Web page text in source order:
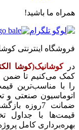
همراه ما باشید!
فروشگاه اینترنتی
در کوشانیک(کوشا
کمک می‌کنیم تا ضمن
را با مناسب‌ترین
اتوماسیون صنعتی و
ضمانت
قیمت‌ها با جداول
بهره‌برداری کامل